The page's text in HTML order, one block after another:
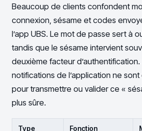
Beaucoup de clients confondent
connexion, sésame et codes
l’app UBS. Le mot de passe sert à
tandis que le sésame intervient
deuxième facteur d’authentification.
notifications de l’application ne
pour transmettre ou valider ce «
plus sûre.
Type
Fonction